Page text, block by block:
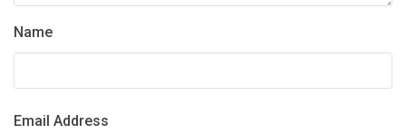
Name
Email Address